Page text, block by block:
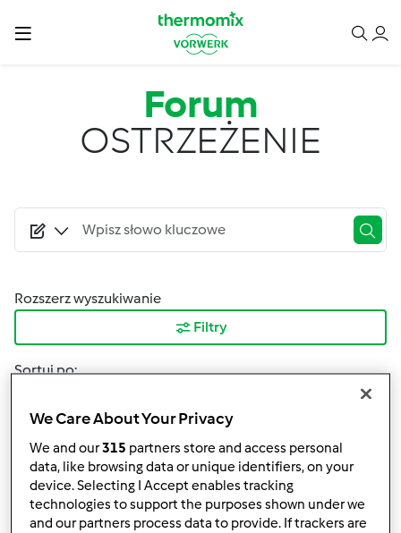
Forum
OSTRZEŻENIE
Rozszerz wyszukiwanie
Filtry
Sortuj po:
Wyników na stronę:
10
We Care About Your Privacy
We and our315 partners store and access personal
data, like browsing data or unique identifiers, on your
device. Selecting I Accept enables tracking
technologies to support the purposes shown under we
and our partners process data to provide. If trackers are